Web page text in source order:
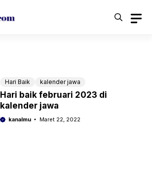
Hari Baik kalender jawa
Hari baik februari 2023 di
kalender jawa
kanalmu Maret 22, 2022